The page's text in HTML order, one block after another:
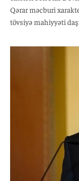
Qərar məcburi
tövsiyə mahiyyəti
qəbul edilən sənəd